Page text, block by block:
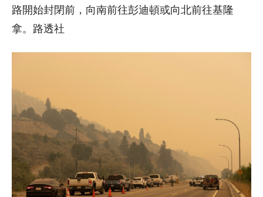
路開始封閉前，向南前往彭迪頓或向北前往基隆
拿。路透社